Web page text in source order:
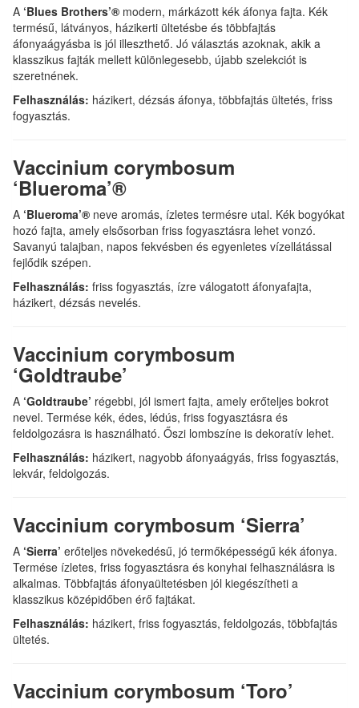
A ‘Blues Brothers’® modern, márkázott kék áfonya fajta. Kék
termésű, látványos, házikerti ültetésbe és többfajtás
áfonyaágyásba is jól illeszthető. Jó választás azoknak, akik a
klasszikus fajták mellett különlegesebb, újabb szelekciót is
szeretnének.
Felhasználás: házikert, dézsás áfonya, többfajtás ültetés, friss
fogyasztás.
Vaccinium corymbosum
‘Blueroma’®
A ‘Blueroma’® neve aromás, ízletes termésre utal. Kék bogyókat
hozó fajta, amely elsősorban friss fogyasztásra lehet vonzó.
Savanyú talajban, napos fekvésben és egyenletes vízellátással
fejlődik szépen.
Felhasználás: friss fogyasztás, ízre válogatott áfonyafajta,
házikert, dézsás nevelés.
Vaccinium corymbosum
‘Goldtraube’
A ‘Goldtraube’ régebbi, jól ismert fajta, amely erőteljes bokrot
nevel. Termése kék, édes, lédús, friss fogyasztásra és
feldolgozásra is használható. Őszi lombszíne is dekoratív lehet.
Felhasználás: házikert, nagyobb áfonyaágyás, friss fogyasztás,
lekvár, feldolgozás.
Vaccinium corymbosum ‘Sierra’
A ‘Sierra’ erőteljes növekedésű, jó termőképességű kék áfonya.
Termése ízletes, friss fogyasztásra és konyhai felhasználásra is
alkalmas. Többfajtás áfonyaültetésben jól kiegészítheti a
klasszikus középidőben érő fajtákat.
Felhasználás: házikert, friss fogyasztás, feldolgozás, többfajtás
ültetés.
Vaccinium corymbosum ‘Toro’